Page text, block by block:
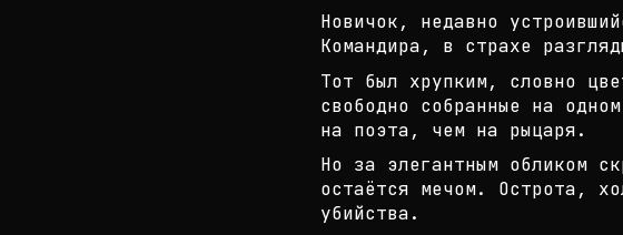
Новичок, недавно
Командира, в страхе
Тот был хрупким, словно
свободно собранные на
на поэта, чем на рыцаря.
Но за элегантным обликом
остаётся мечом. Острота, х
убийства.